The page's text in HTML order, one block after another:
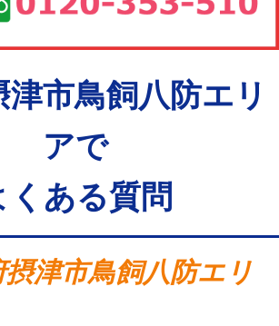
津市鳥飼八防エリ
アで
くある質問
摂津市鳥飼八防エリ